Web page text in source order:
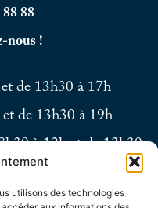
utilisons des technologies
88 88
nous !
de 13h30 à 17h
de 13h30 à 19h
à 12h et de 13h30
à 12h